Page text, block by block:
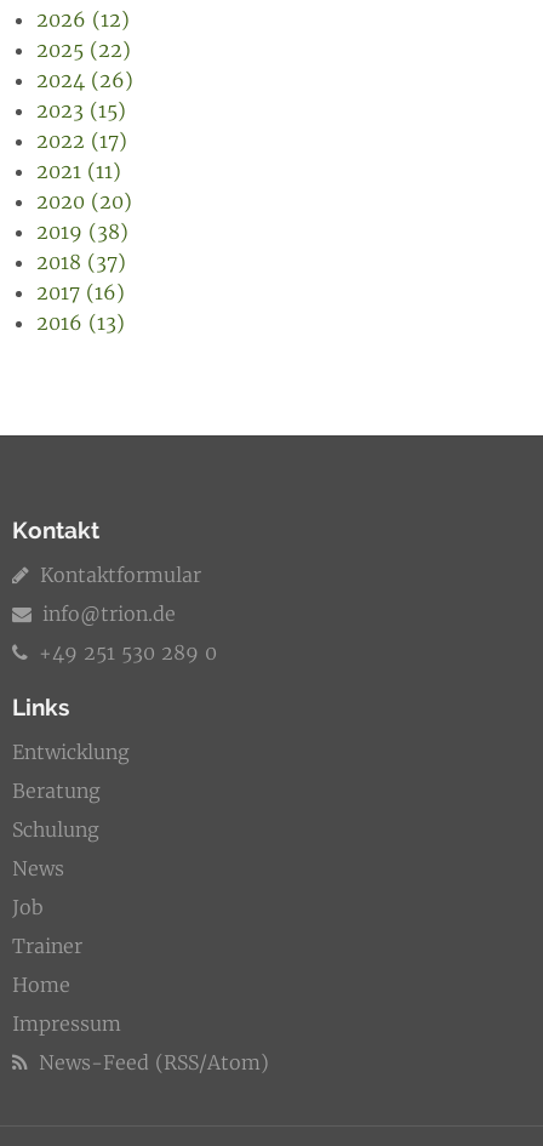
2026 (12)
2025 (22)
2024 (26)
2023 (15)
2022 (17)
2021 (11)
2020 (20)
2019 (38)
2018 (37)
2017 (16)
2016 (13)
Kontakt
Kontaktformular
info@trion.de
+49 251 530 289 0
Links
Entwicklung
Beratung
Schulung
News
Job
Trainer
Home
Impressum
News-Feed (RSS/Atom)